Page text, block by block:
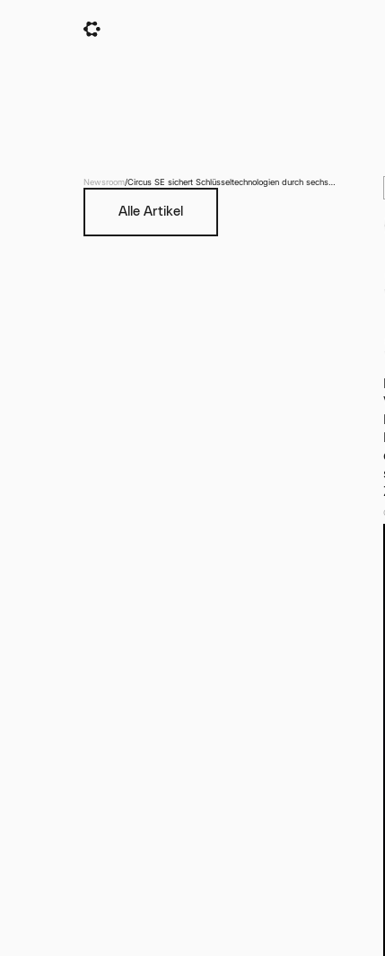
Newsroom/Circus SE sichert Schlüsseltechnologien durch sechs
Alle Artikel